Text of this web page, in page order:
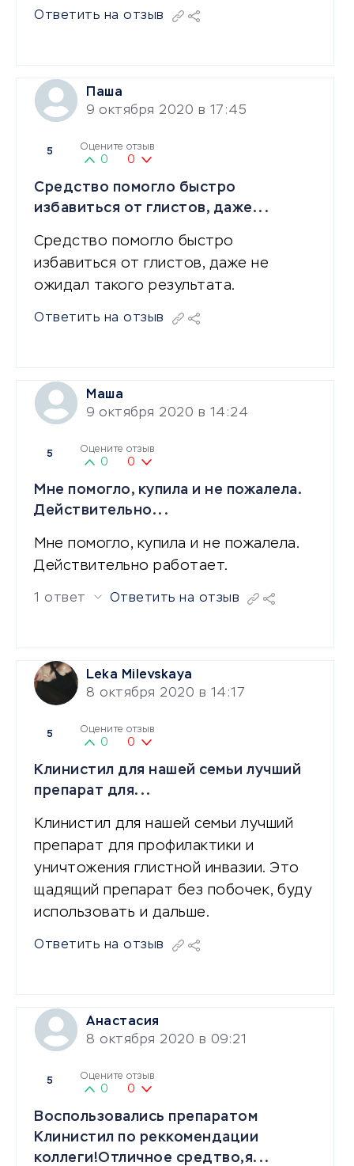
Ответить на отзыв
Паша
9 октября 2020 в 17:45
5 Оцените отзыв
0 0
Средство помогло быстро
избавиться от глистов, даже...
Средство помогло быстро
избавиться от глистов, даже не
ожидал такого результата.
Ответить на отзыв
Маша
9 октября 2020 в 14:24
5 Оцените отзыв
0 0
Мне помогло, купила и не пожалела.
Действительно...
Мне помогло, купила и не пожалела.
Действительно работает.
1 ответ Ответить на отзыв
Leka Milevskaya
8 октября 2020 в 14:17
5 Оцените отзыв
0 0
Клинистил для нашей семьи лучший
препарат для...
Клинистил для нашей семьи лучший
препарат для профилактики и
уничтожения глистной инвазии. Это
щадящий препарат без побочек, буду
использовать и дальше.
Ответить на отзыв
Анастасия
8 октября 2020 в 09:21
5 Оцените отзыв
0 0
Воспользовались препаратом
Клинистил по реккомендации
коллеги!Отличное средтво,я...